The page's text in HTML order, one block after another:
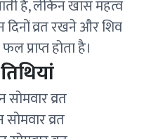
है, लेकिन खास महत्व
दिनों व्रत रखने और शिव
प्राप्त होता है।
व्रत
व्रत